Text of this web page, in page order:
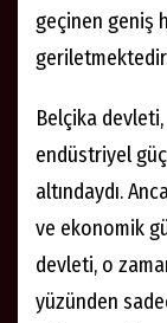
geçinen geniş
Belçika
endüstriyel
altındaydı.
ve ekonomik
devleti, o
yüzünden